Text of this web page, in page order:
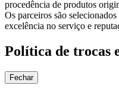
procedência de produtos
Os parceiros são
excelência no serviço e
Política de trocas
Fechar